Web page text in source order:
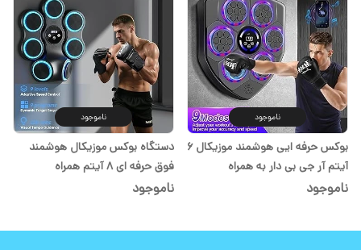
ناموجود
بوکس حرفه ایی هوشمند موزیکال 6
آیتم آر جی بی دار به همراه
دستکش
ناموجود
ناموجود
دستگاه بوکس موزیکال هوشمند
فوق حرفه ای 8 آیتم همراه
دستکش حرفه ای
ناموجود